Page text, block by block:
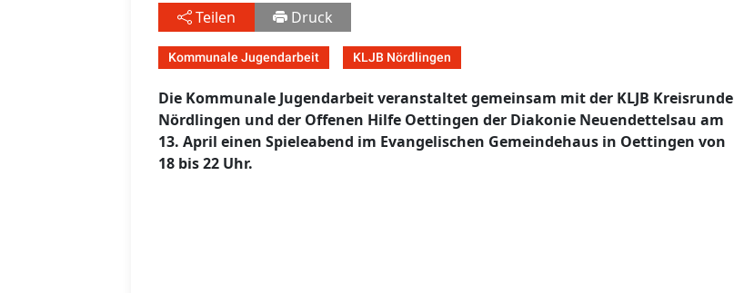
Teilen Druck
Kommunale Jugendarbeit KLJB Nördlingen
Die Kommunale Jugendarbeit veranstaltet gemeinsam mit der KLJB Kreisrunde
Nördlingen und der Offenen Hilfe Oettingen der Diakonie Neuendettelsau am
13. April einen Spieleabend im Evangelischen Gemeindehaus in Oettingen von
18 bis 22 Uhr.